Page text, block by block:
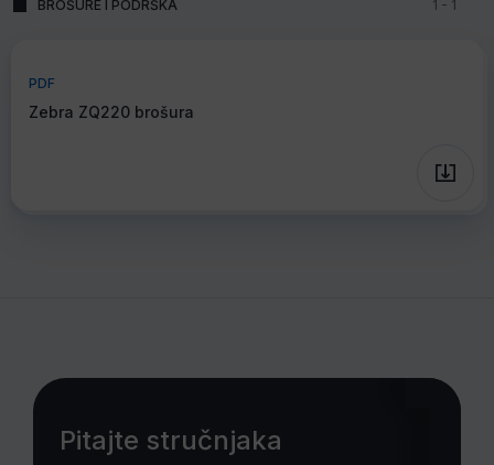
BROŠURE I PODRŠKA 1 - 1
PDF
Zebra ZQ220 brošura
Pitajte stručnjaka